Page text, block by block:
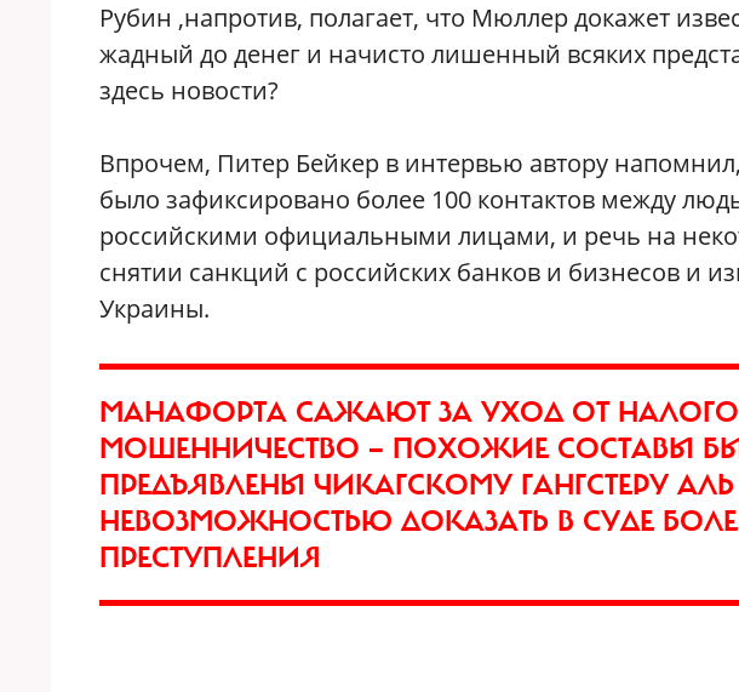
Рубин ,напротив, полагает, что Мюллер докажет
жадный до денег и начисто лишенный всяких
здесь новости?
Впрочем, Питер Бейкер в интервью автору
было зафиксировано более 100 контактов между
российскими официальными лицами, и речь на
снятии санкций с российских банков и бизнесов и
Украины.
МАНАФОРТА САЖАЮТ ЗА УХОД ОТ
МОШЕННИЧЕСТВО — ПОХОЖИЕ СОСТАВЫ
ПРЕДЪЯВЛЕНЫ ЧИКАГСКОМУ ГАНГСТЕРУ
НЕВОЗМОЖНОСТЬЮ ДОКАЗАТЬ В СУДЕ
ПРЕСТУПЛЕНИЯ